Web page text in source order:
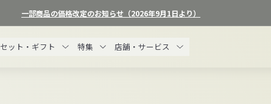
ス
ラ
一部商品の価格改定のお知らせ（2026年9月1日より）
セット・ギフト 特集 店舗・サービス